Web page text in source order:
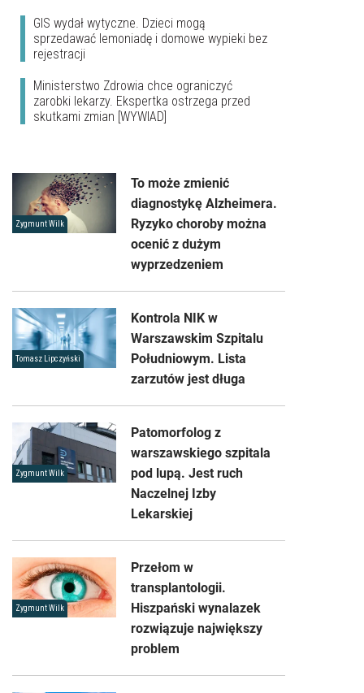
GIS wydał wytyczne. Dzieci mogą
sprzedawać lemoniadę i domowe wypieki bez
rejestracji
Ministerstwo Zdrowia chce ograniczyć
zarobki lekarzy. Ekspertka ostrzega przed
skutkami zmian [WYWIAD]
Zygmunt Wilk
To może zmienić
diagnostykę Alzheimera.
Ryzyko choroby można
ocenić z dużym
wyprzedzeniem
Tomasz Lipczyński
Kontrola NIK w
Warszawskim Szpitalu
Południowym. Lista
zarzutów jest długa
Zygmunt Wilk
Patomorfolog z
warszawskiego szpitala
pod lupą. Jest ruch
Naczelnej Izby
Lekarskiej
Zygmunt Wilk
Przełom w
transplantologii.
Hiszpański wynalazek
rozwiązuje największy
problem